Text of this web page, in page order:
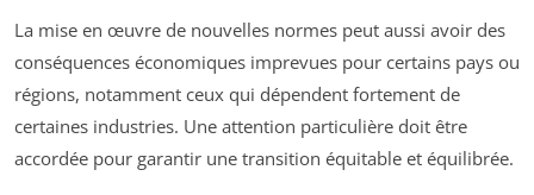
La mise en œuvre de nouvelles normes peut aussi avoir des
conséquences économiques imprevues pour certains pays ou
régions, notamment ceux qui dépendent fortement de
certaines industries. Une attention particulière doit être
accordée pour garantir une transition équitable et équilibrée.